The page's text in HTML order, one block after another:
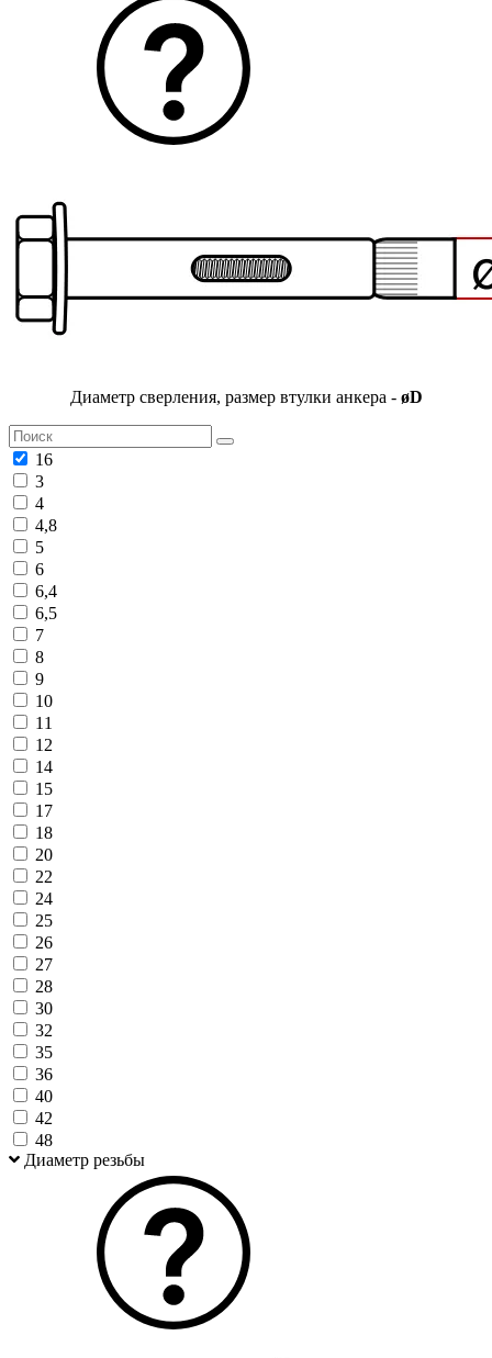
Диаметр сверления, размер втулки анкера - øD
16
3
4
4,8
5
6
6,4
6,5
7
8
9
10
11
12
14
15
17
18
20
22
24
25
26
27
28
30
32
35
36
40
42
48
Диаметр резьбы